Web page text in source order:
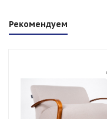
Рекомендуем